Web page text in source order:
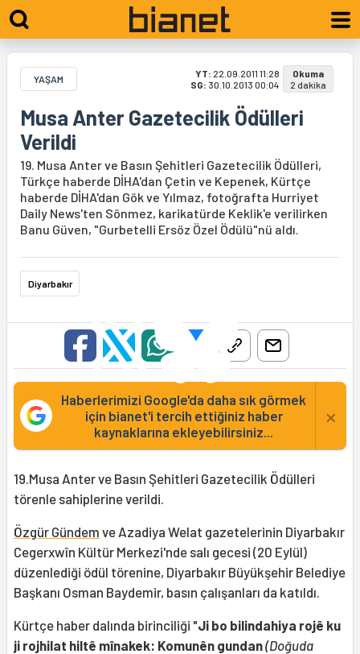
YAŞAM YT: 22.09.2011 11:28
SG: 30.10.2013 00:04
Okuma
2 dakika
Musa Anter Gazetecilik Ödülleri
Verildi
19. Musa Anter ve Basın Şehitleri Gazetecilik Ödülleri,
Türkçe haberde DİHA'dan Çetin ve Kepenek, Kürtçe
haberde DİHA'dan Gök ve Yılmaz, fotoğrafta Hurriyet
Daily News'ten Sönmez, karikatürde Keklik'e verilirken
Banu Güven, "Gurbetelli Ersöz Özel Ödülü"nü aldı.
Diyarbakır
Haberlerimizi Google'da daha sık görmek
için bianet'i tercih ettiğiniz haber
kaynaklarına ekleyebilirsiniz...
×
19.Musa Anter ve Basın Şehitleri Gazetecilik Ödülleri
törenle sahiplerine verildi.
Özgür Gündem ve Azadiya Welat gazetelerinin Diyarbakır
Cegerxwîn Kültür Merkezi'nde salı gecesi (20 Eylül)
düzenlediği ödül törenine, Diyarbakır Büyükşehir Belediye
Başkanı Osman Baydemir, basın çalışanları da katıldı.
Kürtçe haber dalında birinciliği "Ji bo bilindahiya rojê ku
ji rojhilat hiltê mînakek: Komunên gundan(Doğuda